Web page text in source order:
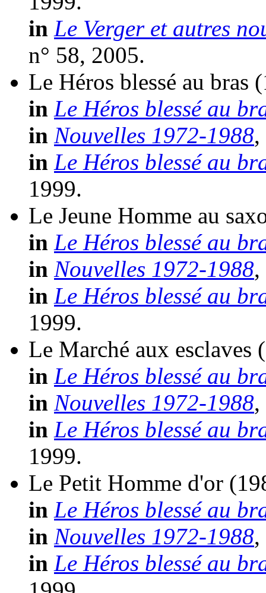
in Le Verger et autres
n° 58, 2005.
Le Héros blessé au bras
in Le Héros blessé au
in Nouvelles 1972-1988,
in Le Héros blessé au
1999.
Le Jeune Homme au
in Le Héros blessé au
in Nouvelles 1972-1988,
in Le Héros blessé au
1999.
Le Marché aux esclaves
in Le Héros blessé au
in Nouvelles 1972-1988,
in Le Héros blessé au
1999.
Le Petit Homme d'or
in Le Héros blessé au
in Nouvelles 1972-1988,
in Le Héros blessé au